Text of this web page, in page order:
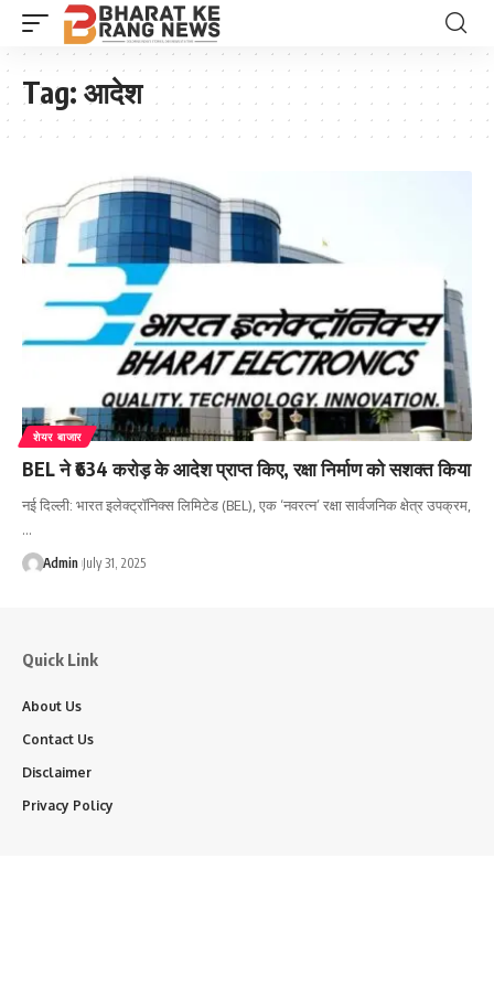
Tag: आदेश
शेयर बाजार
BEL ने ₹634 करोड़ के आदेश प्राप्त किए, रक्षा निर्माण को सशक्त किया
नई दिल्ली: भारत इलेक्ट्रॉनिक्स लिमिटेड (BEL), एक ‘नवरत्न’ रक्षा सार्वजनिक क्षेत्र उपक्रम,
…
Admin July 31, 2025
Quick Link
About Us
Contact Us
Disclaimer
Privacy Policy